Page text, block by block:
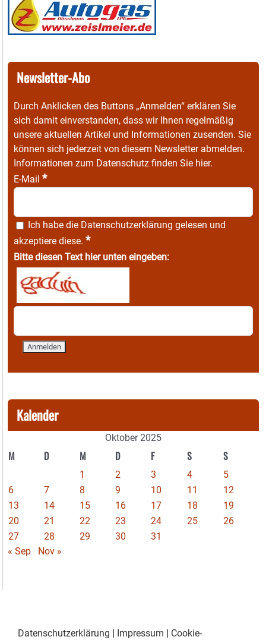
Newsletter-Abo
Durch Anklicken des Buttons „Anmelden“ erklären Sie
sich damit einverstanden, dass wir Ihnen regelmäßig
unsere aktuellen Artikel und Informationen zusenden. Sie
können sich jederzeit von diesem Newsletter abmelden.
Informationen zum Datenschutz finden Sie hier.
E-Mail *
Ich habe die Datenschutzerklärung gelesen und
akzeptiere diese. *
Bitte diesen Text hier unten eingeben:
Kalender
Oktober 2025
M D M D F S S
1 2 3 4
5
6
7 8 9 10 11
12
13
14 15 16 17 18
19
20
21 22 23 24 25
26
27
28 29 30
31
« Sep
Nov »
Datenschutzerklärung | Impressum | Cookie-